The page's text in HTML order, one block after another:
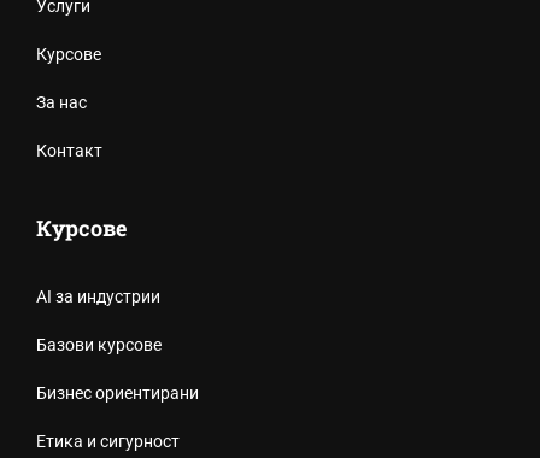
Услуги
Курсове
За нас
Контакт
Курсове
AI за индустрии
Базови курсове
Бизнес ориентирани
Етика и сигурност